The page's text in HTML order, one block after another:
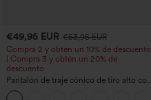
€49,95 EUR €53,95 EUR
Compra 2 y obtén un 10% de descuento
| Compra 3 y obtén un 20% de
descuento
Pantalón de traje cónico de tiro alto con
bolsillos